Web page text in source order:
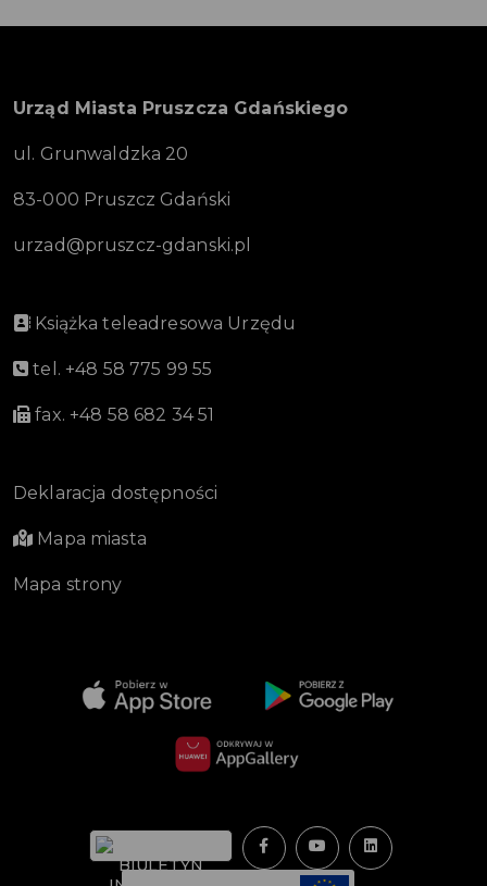
Urząd Miasta Pruszcza Gdańskiego
ul. Grunwaldzka 20
83-000 Pruszcz Gdański
urzad@pruszcz-gdanski.pl
Książka teleadresowa Urzędu
tel. +48 58 775 99 55
fax. +48 58 682 34 51
Deklaracja dostępności
Mapa miasta
Mapa strony